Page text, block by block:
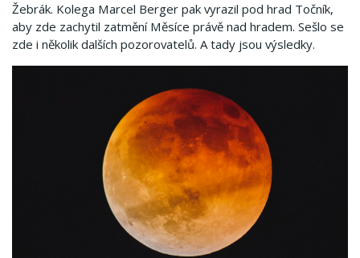
Žebrák. Kolega Marcel Berger pak vyrazil pod hrad Točník,
aby zde zachytil zatmění Měsíce právě nad hradem. Sešlo se
zde i několik dalších pozorovatelů. A tady jsou výsledky.